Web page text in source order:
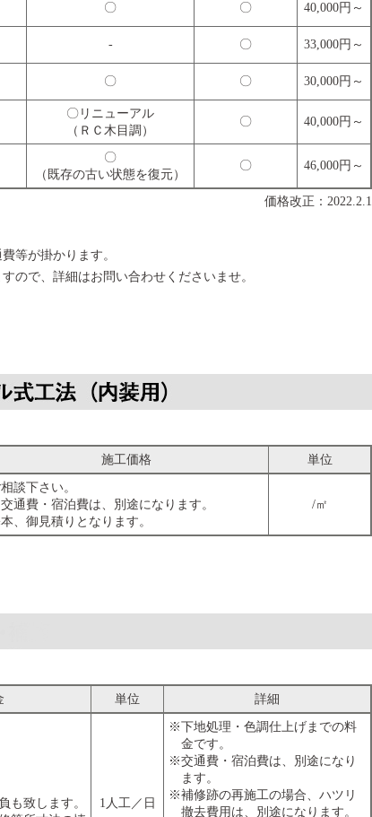
〇 〇 40,000円～
- 〇 33,000円～
〇 〇 30,000円～
〇リニューアル
（ＲＣ木目調）
〇 40,000円～
〇
（既存の古い状態を復元）
〇 46,000円～
価格改正：2022.2.1
等が掛かります。
ので、詳細はお問い合わせくださいませ。
施工価格 単位
談下さい。
通費・宿泊費は、別途になります。
、御見積りとなります。
/㎡
単位 詳細
も致します。
1人工／日
※下地処理・色調仕上げまでの料
金です。
※交通費・宿泊費は、別途になり
ます。
※補修跡の再施工の場合、ハツリ
撤去費用は、別途になります。